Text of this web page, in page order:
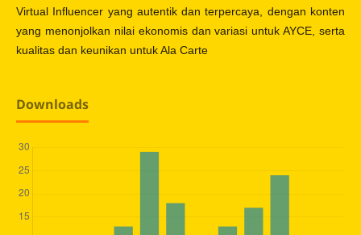
Virtual Influencer yang autentik dan terpercaya, dengan konten
yang menonjolkan nilai ekonomis dan variasi untuk AYCE, serta
kualitas dan keunikan untuk Ala Carte
Downloads